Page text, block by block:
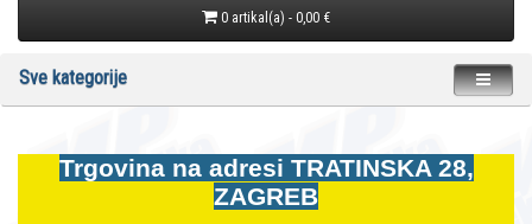
0 artikal(a) - 0,00 €
Sve kategorije
Trgovina na adresi TRATINSKA 28,
ZAGREB